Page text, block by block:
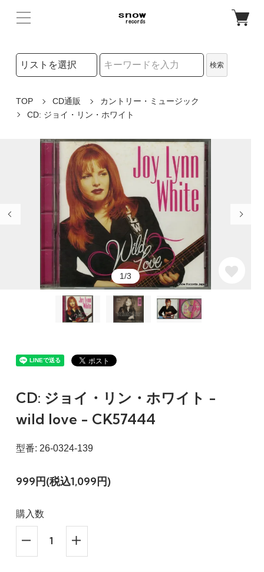
検索リストの選択
検索
TOP CD通販
カントリー・ミュージック
CD: ジョイ・リン・ホワイト
1/3
CD: ジョイ・リン・ホワイト -
wild love - CK57444
型番: 26-0324-139
999円(税込1,099円)
購入数